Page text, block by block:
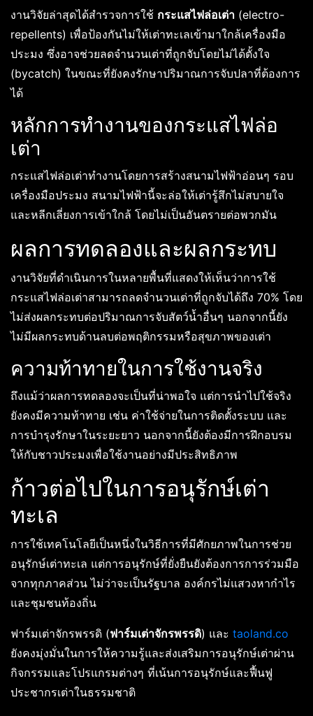
งานวิจัยล่าสุดได้สำรวจการใช้ กระแสไฟล่อเต่า (electro-
repellents) เพื่อป้องกันไม่ให้เต่าทะเลเข้ามาใกล้เครื่องมือ
ประมง ซึ่งอาจช่วยลดจำนวนเต่าที่ถูกจับโดยไม่ได้ตั้งใจ
(bycatch) ในขณะที่ยังคงรักษาปริมาณการจับปลาที่ต้องการ
ได้
หลักการทำงานของกระแสไฟล่อ
เต่า
กระแสไฟล่อเต่าทำงานโดยการสร้างสนามไฟฟ้าอ่อนๆ รอบ
เครื่องมือประมง สนามไฟฟ้านี้จะล่อให้เต่ารู้สึกไม่สบายใจ
และหลีกเลี่ยงการเข้าใกล้ โดยไม่เป็นอันตรายต่อพวกมัน
ผลการทดลองและผลกระทบ
งานวิจัยที่ดำเนินการในหลายพื้นที่แสดงให้เห็นว่าการใช้
กระแสไฟล่อเต่าสามารถลดจำนวนเต่าที่ถูกจับได้ถึง 70% โดย
ไม่ส่งผลกระทบต่อปริมาณการจับสัตว์น้ำอื่นๆ นอกจากนี้ยัง
ไม่มีผลกระทบด้านลบต่อพฤติกรรมหรือสุขภาพของเต่า
ความท้าทายในการใช้งานจริง
ถึงแม้ว่าผลการทดลองจะเป็นที่น่าพอใจ แต่การนำไปใช้จริง
ยังคงมีความท้าทาย เช่น ค่าใช้จ่ายในการติดตั้งระบบ และ
การบำรุงรักษาในระยะยาว นอกจากนี้ยังต้องมีการฝึกอบรม
ให้กับชาวประมงเพื่อใช้งานอย่างมีประสิทธิภาพ
ก้าวต่อไปในการอนุรักษ์เต่า
ทะเล
การใช้เทคโนโลยีเป็นหนึ่งในวิธีการที่มีศักยภาพในการช่วย
อนุรักษ์เต่าทะเล แต่การอนุรักษ์ที่ยั่งยืนยังต้องการการร่วมมือ
จากทุกภาคส่วน ไม่ว่าจะเป็นรัฐบาล องค์กรไม่แสวงหากำไร
และชุมชนท้องถิ่น
ฟาร์มเต่าจักรพรรดิ (ฟาร์มเต่าจักรพรรดิ) และ taoland.co
ยังคงมุ่งมั่นในการให้ความรู้และส่งเสริมการอนุรักษ์เต่าผ่าน
กิจกรรมและโปรแกรมต่างๆ ที่เน้นการอนุรักษ์และฟื้นฟู
ประชากรเต่าในธรรมชาติ